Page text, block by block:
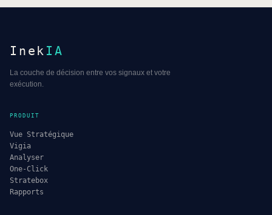
Inek IA
La couche de décision entre vos signaux et votre
exécution.
PRODUIT
Vue Stratégique
Vigia
Analyser
One-Click
Stratebox
Rapports